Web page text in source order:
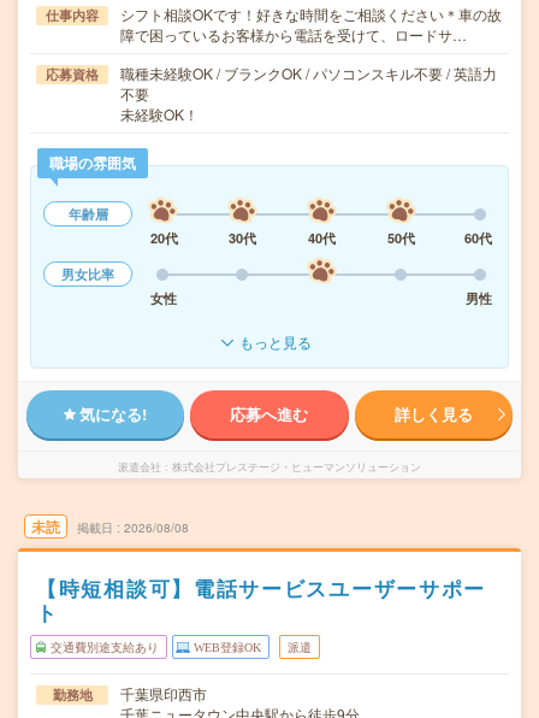
仕事内容
シフト相談OKです！好きな時間をご相談ください＊車の故
障で困っているお客様から電話を受けて、ロードサ…
応募資格
職種未経験OK / ブランクOK / パソコンスキル不要 / 英語力
不要
未経験OK！
職場の雰囲気
年齢層
20代
30代 40代 50代
60代
男女比率
女性
男性
もっと見る
気になる! 応募へ進む 詳しく見る
派遣会社 株式会社プレステージ・ヒューマンソリューション
未読 掲載日 2026/08/08
【時短相談可】電話サービスユーザーサポー
ト
交通費別途支給あり WEB登録OK 派遣
勤務地
千葉県印西市
千葉ニュータウン中央駅から徒歩9分